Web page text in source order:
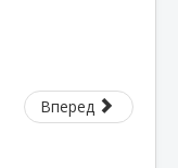
Вперед